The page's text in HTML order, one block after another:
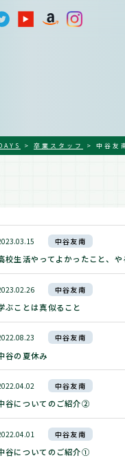
> 卒業スタッフ > 中谷友
中谷友南
校生活やってよかったこと、や
中谷友南
ぶことは真似ること
中谷友南
谷の夏休み
中谷友南
谷についてのご紹介②
中谷友南
谷についてのご紹介①